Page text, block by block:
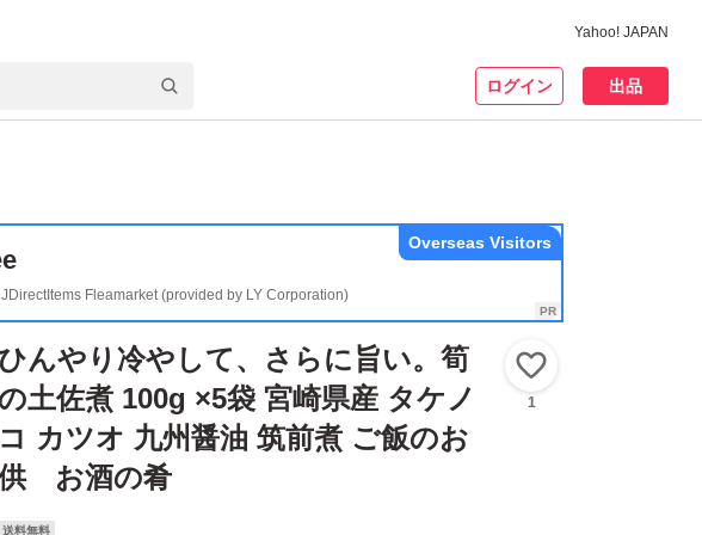
Yahoo! JAPAN
ログイン 出品
Fleamarket (provided by LY Corporation)
Overseas Visitors
ひんやり冷やして、さらに旨い。筍
の土佐煮 100g ×5袋 宮崎県産 タケノ
コ カツオ 九州醤油 筑前煮 ご飯のお
お酒の肴
1
送料無料